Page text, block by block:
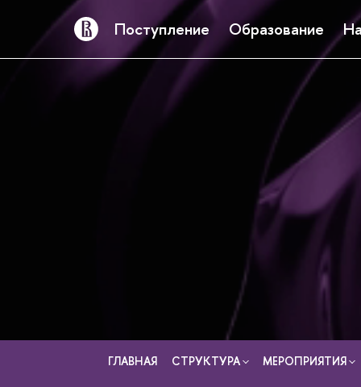
Поступление Образование
ГЛАВНАЯ СТРУКТУРА МЕРОПРИЯТИЯ